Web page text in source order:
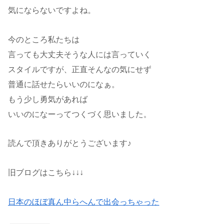
気にならないですよね。
今のところ私たちは
言っても大丈夫そうな人には言っていく
スタイルですが、正直そんなの気にせず
普通に話せたらいいのになぁ。
もう少し勇気があれば
いいのになーってつくづく思いました。
読んで頂きありがとうございます♪
旧ブログはこちら↓↓↓
日本のほぼ真ん中らへんで出会っちゃった